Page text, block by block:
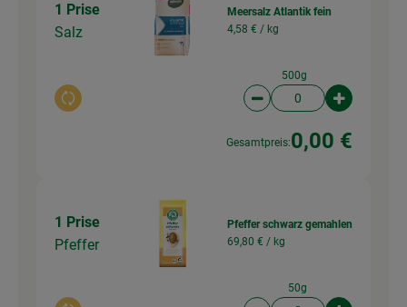
1 Prise
Salz
Auswahl ändern
Meersalz Atlantik fein
4,58 € / kg
500g
Artikelanzahl
Gesamtpreis:0,00 €
1 Prise
Pfeffer
Pfeffer schwarz gemahlen
69,80 € / kg
50g